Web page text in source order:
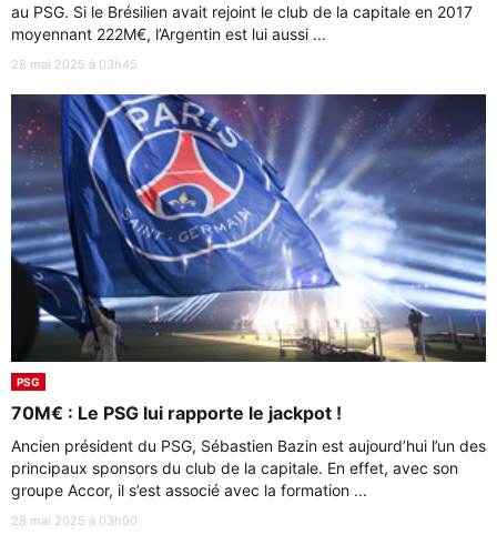
au PSG. Si le Brésilien avait rejoint le club de la capitale en 2017
moyennant 222M€, l’Argentin est lui aussi ...
28 mai 2025 à 03h45
PSG
70M€ : Le PSG lui rapporte le jackpot !
Ancien président du PSG, Sébastien Bazin est aujourd’hui l’un des
principaux sponsors du club de la capitale. En effet, avec son
groupe Accor, il s’est associé avec la formation ...
28 mai 2025 à 03h00